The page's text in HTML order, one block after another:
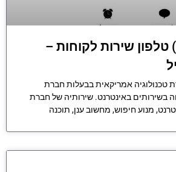
גוגל (Google) טלפון שירות לקוחות –
טכנולוגיה אמריקאית בבעלות חברת
באינטרנט. שירותיה של חברת
מנוע חיפוש, מחשוב ענן, תוכנה